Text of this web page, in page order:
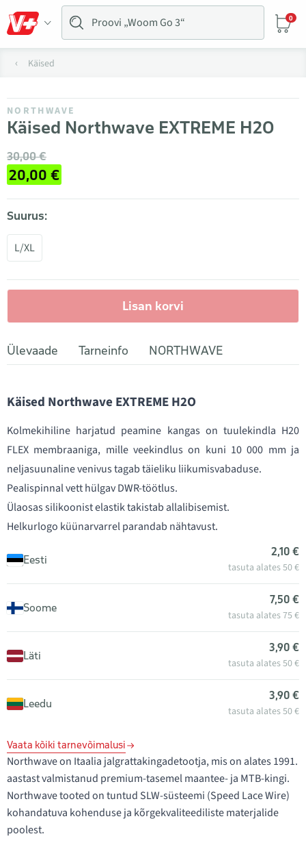
0
Käised
NORTHWAVE
Käised Northwave EXTREME H2O
30,00 €
20,00 €
Suurus:
L/XL
Lisan korvi
Ülevaade Tarneinfo NORTHWAVE
Käised Northwave EXTREME H2O
Kolmekihiline harjatud peamine kangas on tuulekindla H20
FLEX membraaniga, mille veekindlus on kuni 10 000 mm ja
neljasuunaline venivus tagab täieliku liikumisvabaduse.
Pealispinnal vett hülgav DWR-töötlus.
Ülaosas silikoonist elastik takistab allalibisemist.
Helkurlogo küünarvarrel parandab nähtavust.
Eesti
2,10 €
tasuta alates 50 €
Soome
7,50 €
tasuta alates 75 €
Läti
3,90 €
tasuta alates 50 €
Leedu
3,90 €
tasuta alates 50 €
Vaata kõiki tarnevõimalusi
Northwave on Itaalia jalgrattakingadetootja, mis on alates 1991.
aastast valmistanud premium-tasemel maantee- ja MTB-kingi.
Northwave tooted on tuntud SLW-süsteemi (Speed Lace Wire)
kohandatuva kohenduse ja kõrgekvaliteediliste materjalide
poolest.